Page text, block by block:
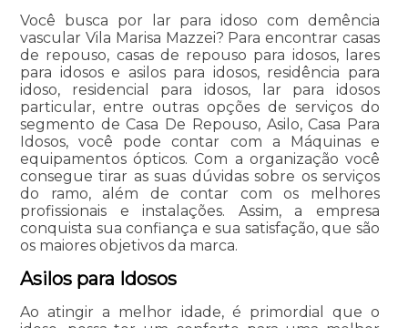
Você busca por lar para idoso com demência
vascular Vila Marisa Mazzei? Para encontrar casas
de repouso, casas de repouso para idosos, lares
para idosos e asilos para idosos, residência para
idoso, residencial para idosos, lar para idosos
particular, entre outras opções de serviços do
segmento de Casa De Repouso, Asilo, Casa Para
Idosos, você pode contar com a Máquinas e
equipamentos ópticos. Com a organização você
consegue tirar as suas dúvidas sobre os serviços
do ramo, além de contar com os melhores
profissionais e instalações. Assim, a empresa
conquista sua confiança e sua satisfação, que são
os maiores objetivos da marca.
Asilos para Idosos
Ao atingir a melhor idade, é primordial que o